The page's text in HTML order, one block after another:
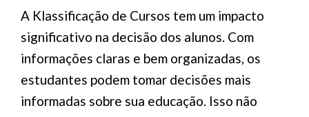
A Klassificação de Cursos tem um impacto
significativo na decisão dos alunos. Com
informações claras e bem organizadas, os
estudantes podem tomar decisões mais
informadas sobre sua educação. Isso não